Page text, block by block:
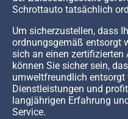
Schrottauto tatsächlich
Um sicherzustellen, dass
ordnungsgemäß entsorgt
sich an einen zertifizierten
können Sie sicher sein,
umweltfreundlich entsorgt
Dienstleistungen und
langjährigen Erfahrung
Service.